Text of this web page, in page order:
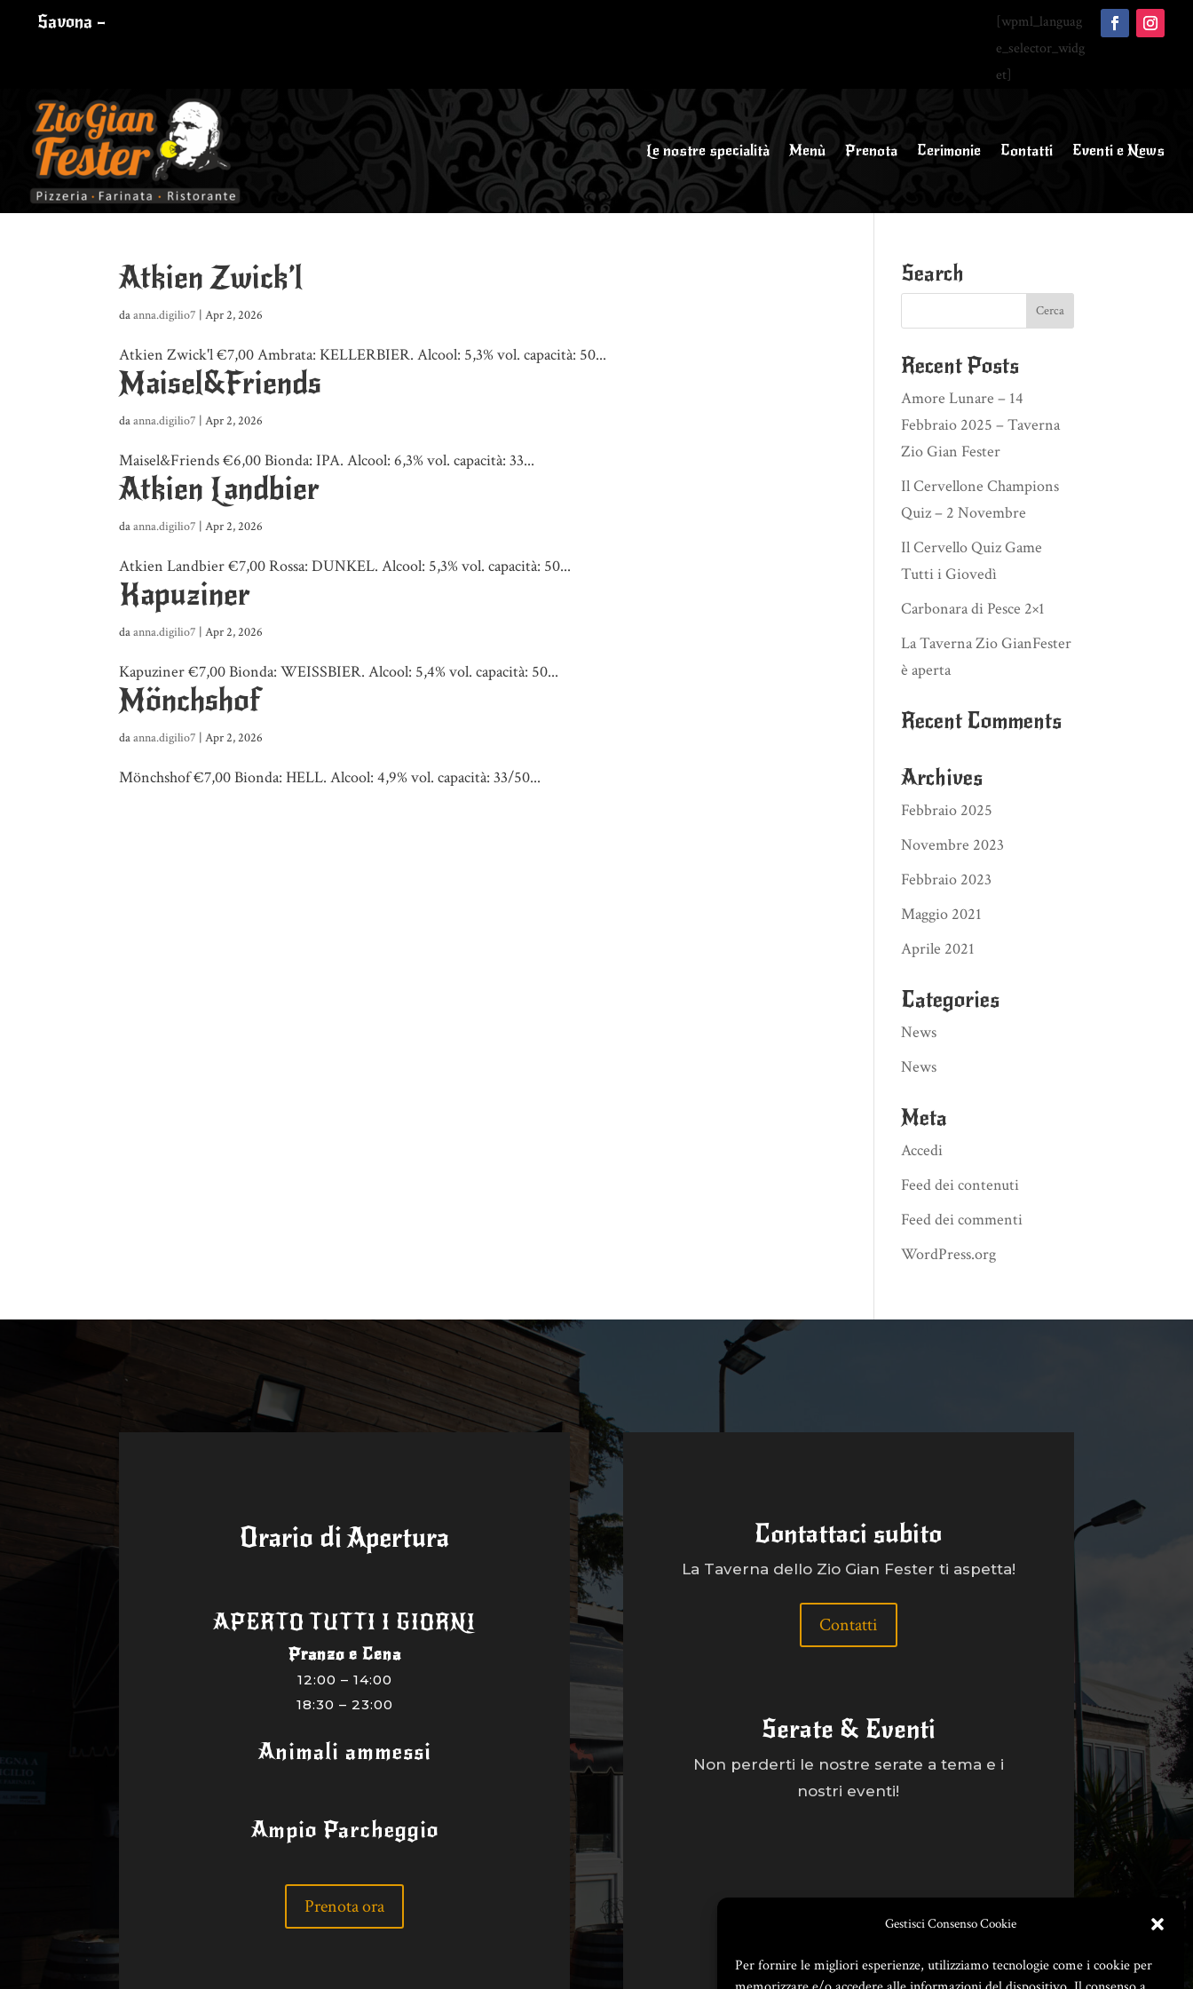
Gestisci Consenso Cookie
Per fornire le migliori esperienze, utilizziamo tecnologie come i cookie per
Savona –
[wpml_languag
e_selector_widg
et]
Le nostre specialità Menù Prenota Cerimonie Contatti Eventi e News
Atkien Zwick’l
daanna.digilio7 |Apr 2, 2026
Atkien Zwick'l €7,00 Ambrata: KELLERBIER. Alcool: 5,3% vol. capacità: 50...
Maisel&Friends
daanna.digilio7 |Apr 2, 2026
Maisel&Friends €6,00 Bionda: IPA. Alcool: 6,3% vol. capacità: 33...
Atkien Landbier
daanna.digilio7 |Apr 2, 2026
Atkien Landbier €7,00 Rossa: DUNKEL. Alcool: 5,3% vol. capacità: 50...
Kapuziner
daanna.digilio7 |Apr 2, 2026
Kapuziner €7,00 Bionda: WEISSBIER. Alcool: 5,4% vol. capacità: 50...
Mönchshof
daanna.digilio7 |Apr 2, 2026
Mönchshof €7,00 Bionda: HELL. Alcool: 4,9% vol. capacità: 33/50...
Search
Recent Posts
Amore Lunare – 14
Febbraio 2025 – Taverna
Zio Gian Fester
Il Cervellone Champions
Quiz – 2 Novembre
Il Cervello Quiz Game
Tutti i Giovedì
Carbonara di Pesce 2×1
La Taverna Zio GianFester
è aperta
Recent Comments
Archives
Febbraio 2025
Novembre 2023
Febbraio 2023
Maggio 2021
Aprile 2021
Categories
News
News
Meta
Accedi
Feed dei contenuti
Feed dei commenti
WordPress.org
Orario di Apertura
APERTO TUTTI I GIORNI
Pranzo e Cena
12:00 – 14:00
18:30 – 23:00
Animali ammessi
Ampio Parcheggio
Prenota ora
Contattaci subito
La Taverna dello Zio Gian Fester ti aspetta!
Contatti
Serate & Eventi
Non perderti le nostre serate a tema e i
nostri eventi!